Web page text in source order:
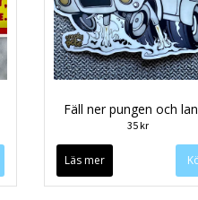
Fäll ner pungen och
35 kr
Läs mer